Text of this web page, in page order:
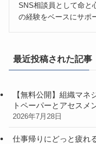
SNS相談員として命と
の経験をベースにサポ
最近投稿された記事
【無料公開】組織マネ
トペーパーとアセスメ
2026年7月28日
仕事帰りにどっと疲